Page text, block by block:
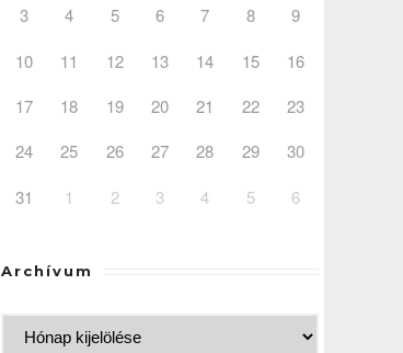
3
4 5 6 7 8
9
10
11 12 13 14 15
16
17
18 19 20 21 22
23
24
25 26 27 28 29
30
31
1 2 3 4 5 6
Archívum